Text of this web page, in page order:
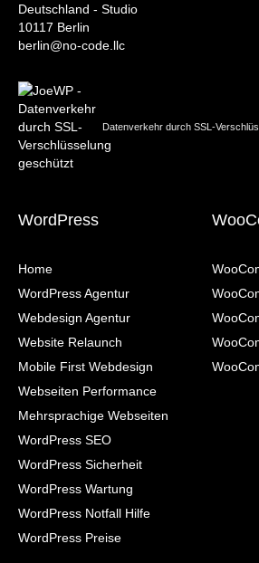
Deutschland - Studio
10117 Berlin
berlin@no-code.llc
Datenverkehr durch SSL-
WordPress
Home
WordPress Agentur
Webdesign Agentur
Website Relaunch
Mobile First Webdesign
Webseiten Performance
Mehrsprachige Webseiten
WordPress SEO
WordPress Sicherheit
WordPress Wartung
WordPress Notfall Hilfe
WordPress Preise